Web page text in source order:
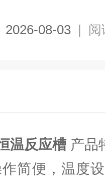
2026-08-03 | 阅
温反应槽产品
简便，温度